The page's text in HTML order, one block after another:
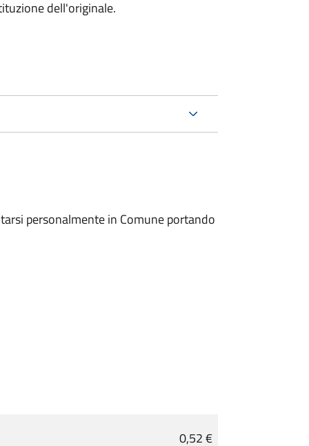
dell'originale.
personalmente in Comune portando
0,52 €